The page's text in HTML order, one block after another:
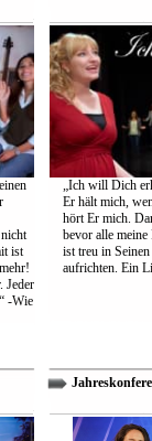
ist
Jeder
-Wie
„Ich will Dich
Er hält mich,
hört Er mich.
bevor alle
ist treu in
aufrichten. Ein